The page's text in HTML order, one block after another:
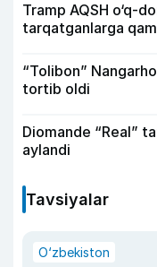
Tramp AQSH o‘q-
tarqatganlarga
“Tolibon”
tortib oldi
Diomande “Real”
aylandi
Tavsiyalar
O‘zbekiston